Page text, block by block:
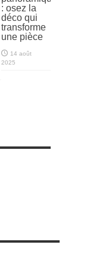
: osez la
déco qui
transforme
une pièce
14 août
2025